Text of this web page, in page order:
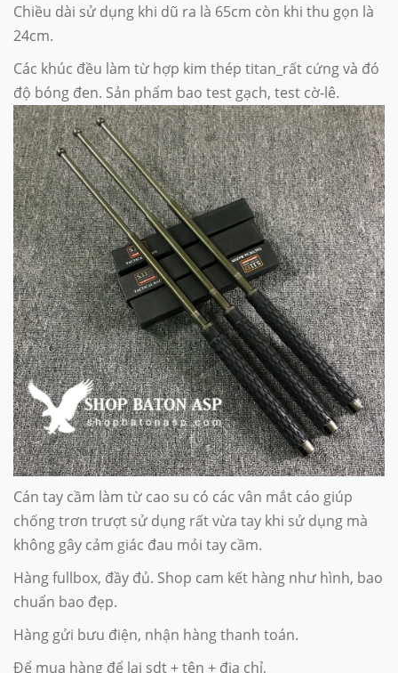
Chiều dài sử dụng khi dũ ra là 65cm còn khi thu gọn là
24cm.
Các khúc đều làm từ hợp kim thép titan_rất cứng và đó
độ bóng đen. Sản phẩm bao test gạch, test cờ-lê.
Cán tay cầm làm từ cao su có các vân mắt cáo giúp
chống trơn trượt sử dụng rất vừa tay khi sử dụng mà
không gây cảm giác đau mỏi tay cầm.
Hàng fullbox, đầy đủ. Shop cam kết hàng như hình, bao
chuẩn bao đẹp.
Hàng gửi bưu điện, nhận hàng thanh toán.
Để mua hàng để lại sdt + tên + địa chỉ,